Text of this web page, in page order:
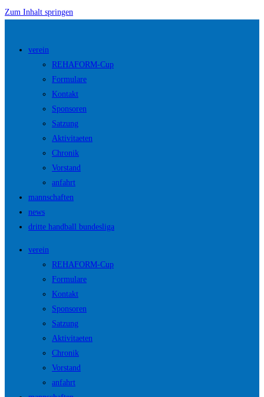
Zum Inhalt springen
verein
REHAFORM-Cup
Formulare
Kontakt
Sponsoren
Satzung
Aktivitaeten
Chronik
Vorstand
anfahrt
mannschaften
news
dritte handball bundesliga
verein
REHAFORM-Cup
Formulare
Kontakt
Sponsoren
Satzung
Aktivitaeten
Chronik
Vorstand
anfahrt